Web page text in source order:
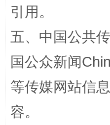
引用。
五、中国公共
国公众新闻
等传媒网站信
容。